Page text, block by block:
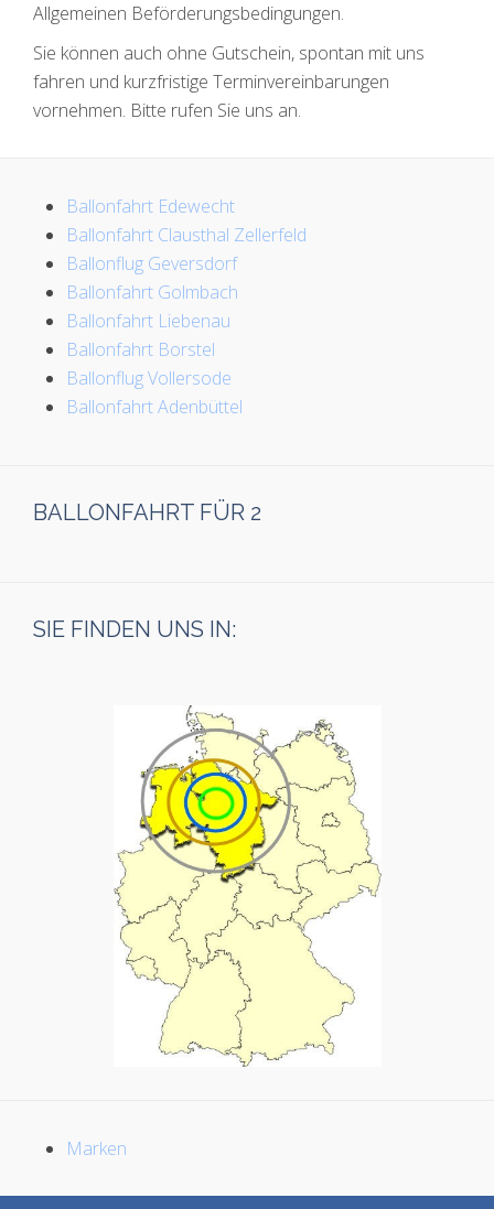
Allgemeinen Beförderungsbedingungen.
Sie können auch ohne Gutschein, spontan mit uns
fahren und kurzfristige Terminvereinbarungen
vornehmen. Bitte rufen Sie uns an.
Ballonfahrt Edewecht
Ballonfahrt Clausthal Zellerfeld
Ballonflug Geversdorf
Ballonfahrt Golmbach
Ballonfahrt Liebenau
Ballonfahrt Borstel
Ballonflug Vollersode
Ballonfahrt Adenbüttel
BALLONFAHRT FÜR 2
SIE FINDEN UNS IN:
Marken